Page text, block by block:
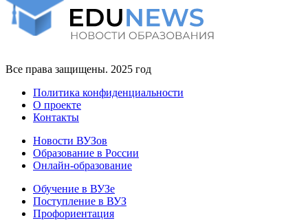
Все права защищены. 2025 год
Политика конфиденциальности
О проекте
Контакты
Новости ВУЗов
Образование в России
Онлайн-образование
Обучение в ВУЗе
Поступление в ВУЗ
Профориентация